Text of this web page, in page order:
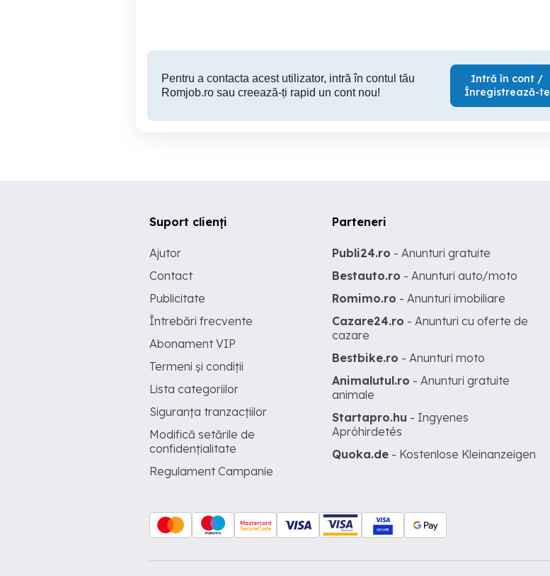
Pentru a contacta acest utilizator, intră în contul tău
Romjob.ro sau creează-ți rapid un cont nou!
Intră în cont /
Înregistrează-te
Suport clienți
Ajutor
Contact
Publicitate
Întrebări frecvente
Abonament VIP
Termeni și condiții
Lista categoriilor
Siguranța tranzacțiilor
Modifică setările de
confidențialitate
Regulament Campanie
Parteneri
Publi24.ro - Anunturi gratuite
Bestauto.ro - Anunturi auto/moto
Romimo.ro - Anunturi imobiliare
Cazare24.ro - Anunturi cu oferte de
cazare
Bestbike.ro - Anunturi moto
Animalutul.ro - Anunturi gratuite
animale
Startapro.hu - Ingyenes
Apróhirdetés
Quoka.de - Kostenlose Kleinanzeigen